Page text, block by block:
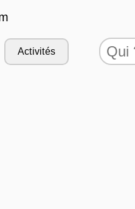
Activités